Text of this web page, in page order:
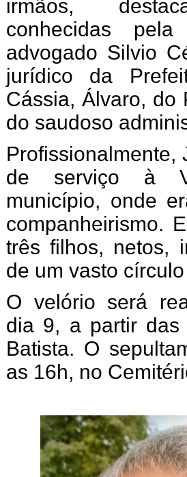
irmãos,
conhecidas
advogado Silvio
jurídico da
Cássia, Álvaro, do
do saudoso
Profissionalmente,
de serviço à
município, onde
companheirismo.
três filhos, netos,
de um vasto
O velório será
dia 9, a partir das
Batista. O
as 16h, no